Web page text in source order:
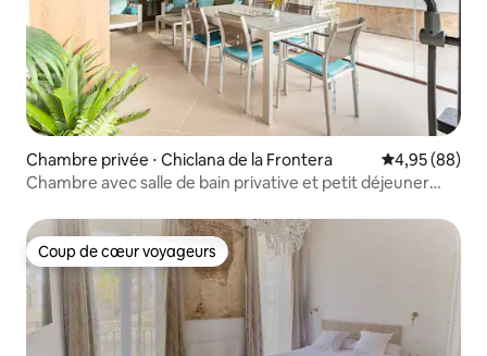
Chambre privée ⋅ Chiclana de la Frontera Évaluation
4,95 (88)
Chambre avec salle de bain privative et petit déjeuner
Coup de cœur voyageurs
Coup de cœur voyageurs